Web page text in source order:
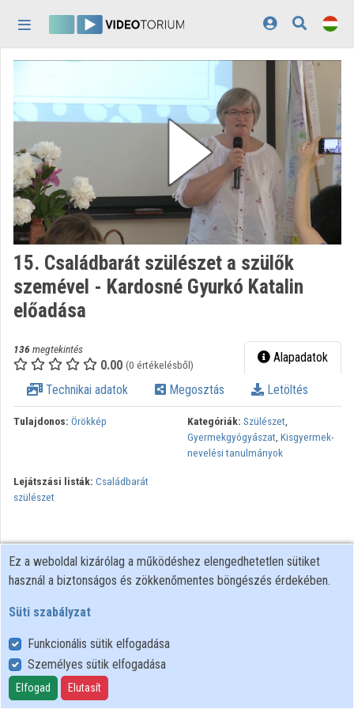
Bejelentkezés
Kategóriák
Lejátszási listák
Intézmények
Közreműködők
Megjelenés:
15. Családbarát szülészet a szülők
szemével - Kardosné Gyurkó Katalin
előadása
136 megtekintés
0.00 (0 értékelésből) Alapadatok
Technikai adatok Megosztás Letöltés
Tulajdonos: Örökkép Kategóriák: Szülészet,
Gyermekgyógyászat, Kisgyermek-
nevelési tanulmányok
Lejátszási listák: Családbarát
szülészet
Felhasználói szabályzat
Adatkezelési tájékoztató
Süti szabályzat
Ez a weboldal kizárólag a működéshez elengedhetetlen sütiket
használ a biztonságos és zökkenőmentes böngészés érdekében.
Süti szabályzat
Funkcionális sütik elfogadása
Személyes sütik elfogadása
Elfogad Elutasít